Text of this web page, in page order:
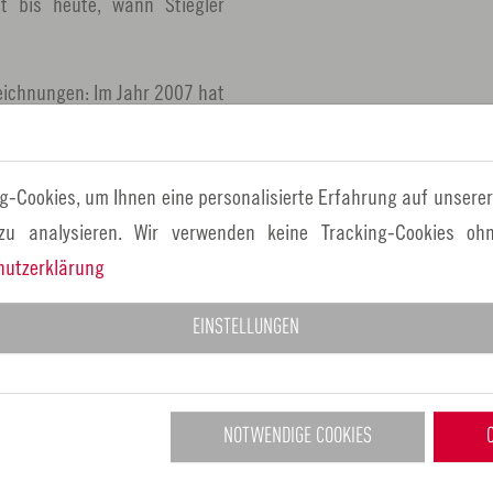
Im Jahr 2007 hat
Im Jahr 2010 wurde ihm
Landkreis Fürth verliehen.
des Monats Juli zu sein:
Cookies, um Ihnen eine personalisierte Erfahrung auf
analysieren. Wir verwenden keine Tracking-Cookies
EINSTELLUNGEN
NOTWENDIGE COOKIES